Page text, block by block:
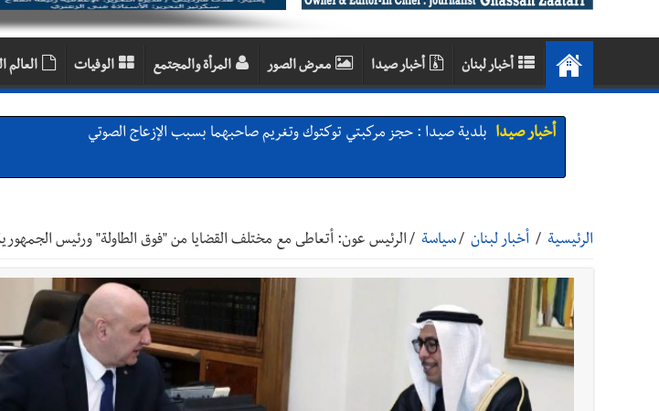
أخبار لبنان أخبار صيدا معرض الصور المرأة والمجتمع الوفيات العالم
بلدية صيدا : حجز مركبتي توكتوك وتغريم صاحبهما بسبب الإزعاج الصوتي
أخبار صيدا We are hiring in Saida - Apply now before 14 august ...مطلوب موظفة للعمل في الأكاديمية الدولية لبناء القدرات -صيدا
أخبار صيدا عمر مرجان يطلق أكاديمية نادي الحرية لكرة القدم
أخبار لبنان قائد الجيش اللبناني العماد رودولف هيكل استقبل النائب أكرم شهيب الذي شدد على
الرئيسية / أخبار لبنان /سياسة / الرئيس عون: أتعاطى مع مختلف القضايا من "فوق الطاولة" ورئيس